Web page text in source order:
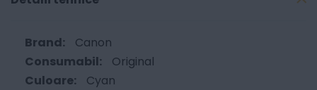
Canon
Original
Cyan